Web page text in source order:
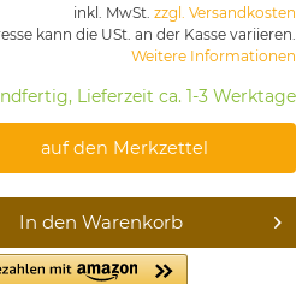
inkl. MwSt. zzgl. Versandkosten
kann die USt. an der Kasse variieren.
Weitere Informationen
Lieferzeit ca. 1-3 Werktage
auf den Merkzettel
In den Warenkorb